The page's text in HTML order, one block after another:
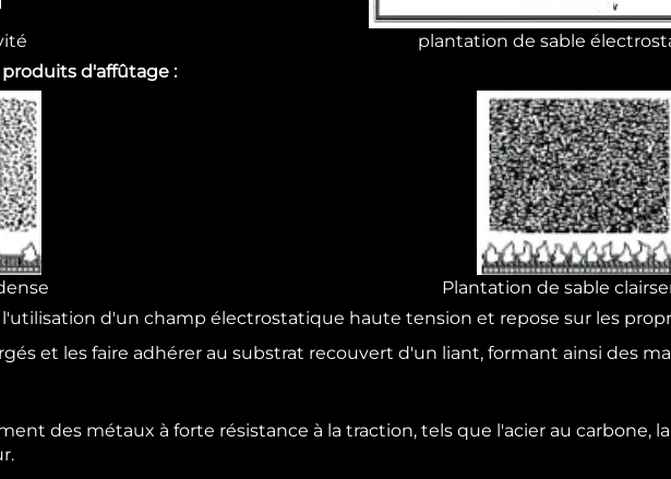
plantation de sable
d'affûtage :
Plantation de sable
d'un champ électrostatique haute tension et repose sur les
et les faire adhérer au substrat recouvert d'un liant, formant ainsi des
des métaux à forte résistance à la traction, tels que l'acier au carbone,